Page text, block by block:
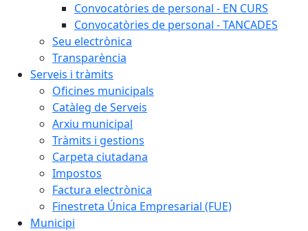
Convocatòries de personal - EN CURS
Convocatòries de personal - TANCADES
Seu electrònica
Transparència
Serveis i tràmits
Oficines municipals
Catàleg de Serveis
Arxiu municipal
Tràmits i gestions
Carpeta ciutadana
Impostos
Factura electrònica
Finestreta Única Empresarial (FUE)
Municipi